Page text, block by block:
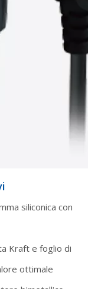
siliconica con
Kraft e foglio di
ottimale